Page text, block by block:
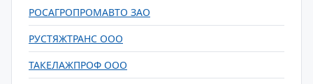
РОСАГРОПРОМАВТО ЗАО
РУСТЯЖТРАНС ООО
ТАКЕЛАЖПРОФ ООО